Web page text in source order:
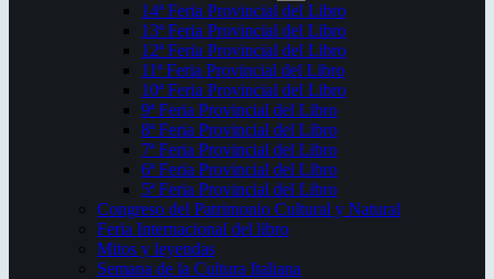
14ª Feria Provincial del Libro
13ª Feria Provincial del Libro
12ª Feria Provincial del Libro
11ª Feria Provincial del Libro
10ª Feria Provincial del Libro
9ª Feria Provincial del Libro
8ª Feria Provincial del Libro
7ª Feria Provincial del Libro
6ª Feria Provincial del Libro
5ª Feria Provincial del Libro
Congreso del Patrimonio Cultural y Natural
Feria Internacional del libro
Mitos y leyendas
Semana de la Cultura Italiana